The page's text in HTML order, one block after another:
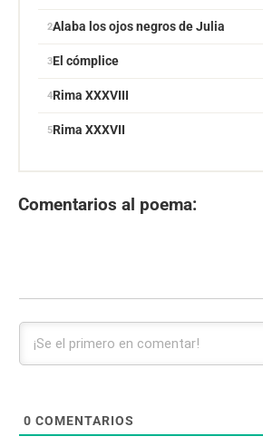
Alaba los ojos negros de Julia
El cómplice
Rima XXXVIII
Rima XXXVII
Comentarios al poema:
0 COMENTARIOS